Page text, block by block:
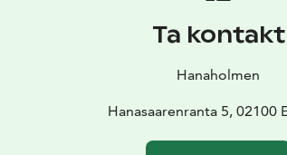
Ta kontakt
Hanaholmen
Hanasaarenranta 5, 02100